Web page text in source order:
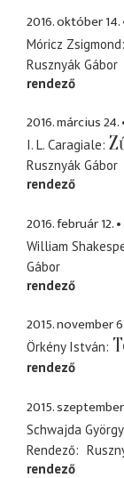
2016. október 14.
Móricz Zsigmond
Rusznyák Gábor
rendező
2016. március 24.
I. L. Caragiale
Rusznyák Gábor
rendező
2016. február 12.
William
Gábor
rendező
2015. november 6.
Örkény István
rendező
2015.
Schwajda
Rendező
rendező